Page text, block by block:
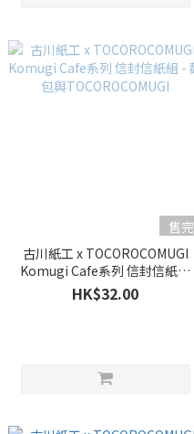
售完
古川紙工 x TOCOROCOMUGI
Komugi Cafe系列 信封信紙組
- 麵包與TOCOROCOMUGI
HK$32.00